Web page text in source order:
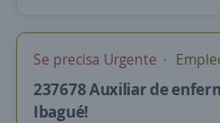
Se precisa Urgente
237678 Auxiliar de
Ibagué!